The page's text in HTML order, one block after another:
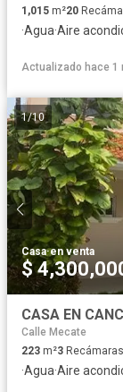
1,015 m²20
·Agua·Aire
Actualizado hace 1
1/10
Casa·en venta
$
Calle Mecate
223 m²3 Recámaras
·Agua·Aire